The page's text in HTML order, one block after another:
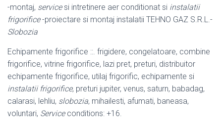
-montaj, servicesi intretinere aer conditionat si instalatii
frigorifice-proiectare si montaj instalatii TEHNO GAZ S.R.L.-
Slobozia
Echipamente frigorifice ::. frigidere, congelatoare, combine
frigorifice, vitrine frigorifice, lazi pret, preturi, distribuitor
echipamente frigorifice, utilaj frigorific, echipamente si
instalatii frigorifice, preturi jupiter, venus, saturn, babadag,
calarasi, lehliu, slobozia, mihailesti, afumati, baneasa,
voluntari, Serviceconditions: +16.